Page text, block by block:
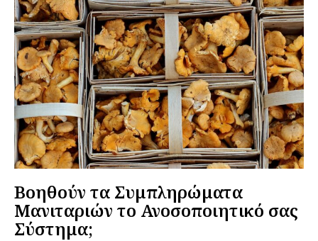
Βοηθούν τα Συμπληρώματα
Μανιταριών το Ανοσοποιητικό σας
Σύστημα;